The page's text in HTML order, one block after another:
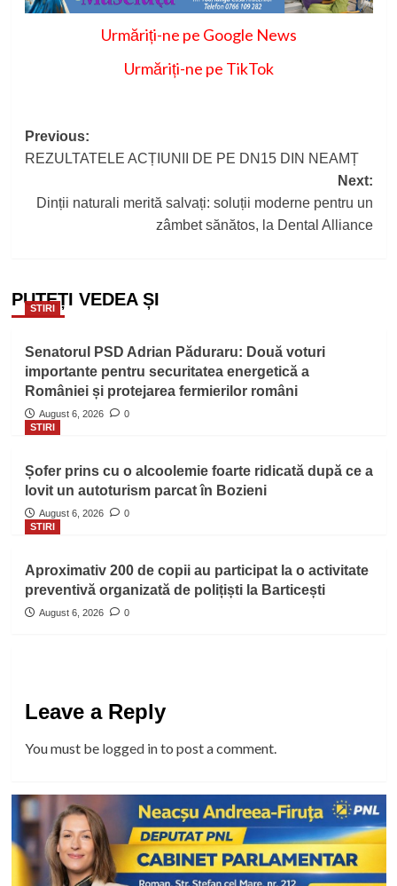
Urmăriți-ne pe Google News
Urmăriți-ne pe TikTok
Post
navigation
Previous:
REZULTATELE ACȚIUNII DE PE DN15 DIN NEAMȚ
Next:
Dinții naturali merită salvați: soluții moderne pentru un
zâmbet sănătos, la Dental Alliance
PUTEȚI VEDEA ȘI
STIRI
Senatorul PSD Adrian Păduraru: Două voturi
importante pentru securitatea energetică a
României și protejarea fermierilor români
August 6, 2026
0
STIRI
Șofer prins cu o alcoolemie foarte ridicată după ce a
lovit un autoturism parcat în Bozieni
August 6, 2026
0
STIRI
Aproximativ 200 de copii au participat la o activitate
preventivă organizată de polițiști la Barticești
August 6, 2026 0
Leave a Reply
You must be logged into post a comment.